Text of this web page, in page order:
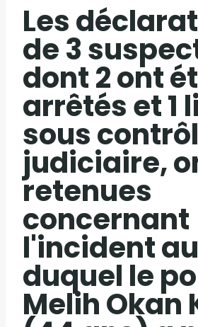
Les
de 3
dont 2 ont
arrêtés et 1
sous
judiciaire,
retenues
concernant
l'incident
duquel le
Melih Okan